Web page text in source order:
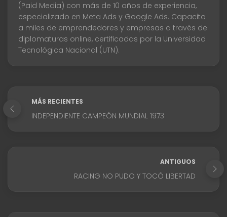
(Paid Media) con más de 10 años de experiencia,
especializado en Meta Ads y Google Ads. Capacito
a miles de emprendedores y empresas a través de
diplomaturas online, certificadas por la Universidad
Tecnológica Nacional (UTN).
MÁS RECIENTES
INDEPENDIENTE CAMPEÓN MUNDIAL 1973
ANTIGUOS
RACING NO PUDO Y TOCÓ LIBERTAD